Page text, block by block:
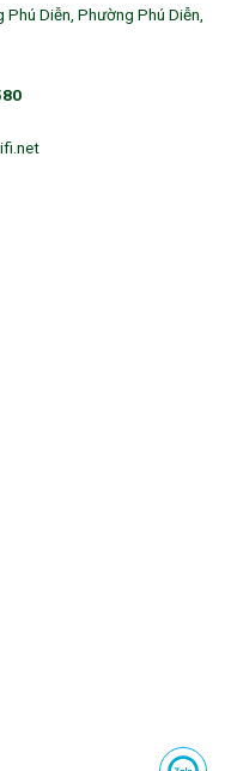
Diễn, Phường Phú Diễn,